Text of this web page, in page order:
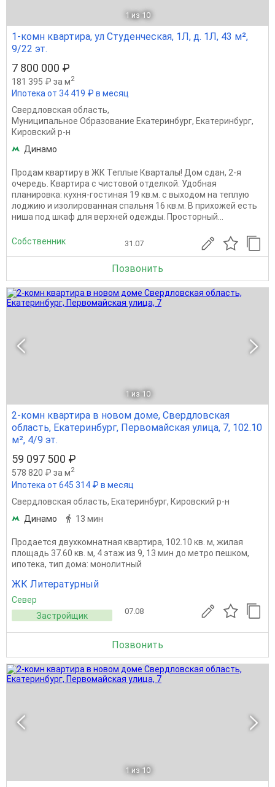
1 из 10
1-комн квартира, ул Студенческая, 1Л, д. 1Л, 43 м²,
9/22 эт.
7 800 000 ₽
181 395 ₽ за м2
Ипотека от 34 419 ₽ в месяц
Свердловская область,
Муниципальное Образование Екатеринбург, Екатеринбург,
Кировский р-н
Динамо
Продам квартиру в ЖК Теплые Кварталы! Дом сдан, 2-я
очередь. Квартира с чистовой отделкой. Удобная
планировка: кухня-гостиная 19 кв.м. с выходом на теплую
лоджию и изолированная спальня 16 кв.м. В прихожей есть
ниша под шкаф для верхней одежды. Просторный...
Собственник 31.07
Позвонить
1 из 10
2-комн квартира в новом доме, Свердловская
область, Екатеринбург, Первомайская улица, 7, 102.10
м², 4/9 эт.
59 097 500 ₽
578 820 ₽ за м2
Ипотека от 645 314 ₽ в месяц
Свердловская область, Екатеринбург, Кировский р-н
Динамо
13 мин
Продается двухкомнатная квартира, 102.10 кв. м, жилая
площадь 37.60 кв. м, 4 этаж из 9, 13 мин до метро пешком,
ипотека, тип дома: монолитный
ЖК Литературный
Север
Застройщик
07.08
Позвонить
1 из 10